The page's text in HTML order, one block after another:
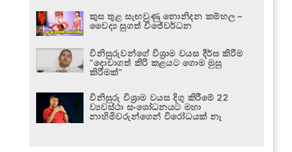
කුස තුළ සැඟවුණු නොනිදන කම්හල –
වෛද්‍ය සුගත් විජේවර්ධන
විනිසුරුවන්ගේ විශ්‍රාම වයස දීර්ඝ කිරීම
“දොවාගත් කිරි කළයට ගොම මුසු
කිරීමක්”
විනිසුරු විශ්‍රාම වයස දිගු කිරීමේ 22
ව්‍යවස්ථා සංශෝධනයට මහා
නාහිමිවරුන්ගෙන් විරෝධයක් නෑ